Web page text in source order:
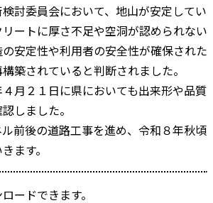
討委員会において、地山が安定してい
ートに厚さ不足や空洞が認められない
安定性や利用者の安全性が確保された
築されていると判断されました。
月２１日に県においても出来形や品質
しました。
前後の道路工事を進め、令和８年秋頃
ます。
ードできます。